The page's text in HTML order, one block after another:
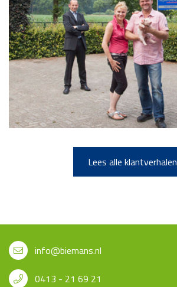
Lees alle klantverhalen
info@biemans.nl
0413 - 21 69 21